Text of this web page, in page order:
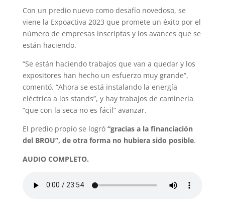
Con un predio nuevo como desafío novedoso, se
viene la Expoactiva 2023 que promete un éxito por el
número de empresas inscriptas y los avances que se
están haciendo.
“Se están haciendo trabajos que van a quedar y los
expositores han hecho un esfuerzo muy grande”,
comentó. “Ahora se está instalando la energía
eléctrica a los stands”, y hay trabajos de caminería
“que con la seca no es fácil” avanzar.
El predio propio se logró “gracias a la financiación
del BROU”, de otra forma no hubiera sido posible.
AUDIO COMPLETO.